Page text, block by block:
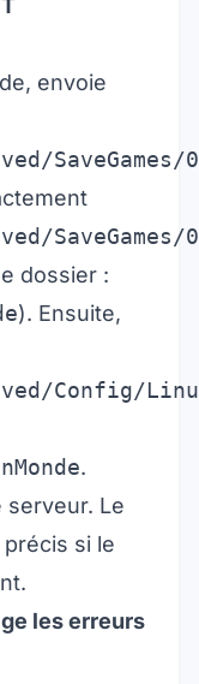
envoie
SaveGames/0
SaveGames/0/
dossier :
). Ensuite,
Config/
.
serveur. Le
si le
les erreurs